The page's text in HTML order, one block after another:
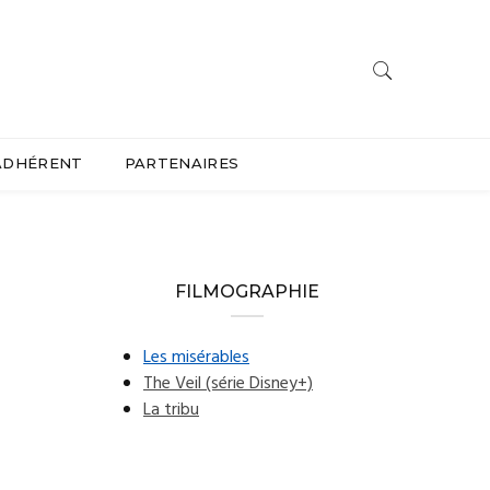
PARTENAIRES
FILMOGRAPHIE
Les misérables
The Veil (série Disney+)
La tribu